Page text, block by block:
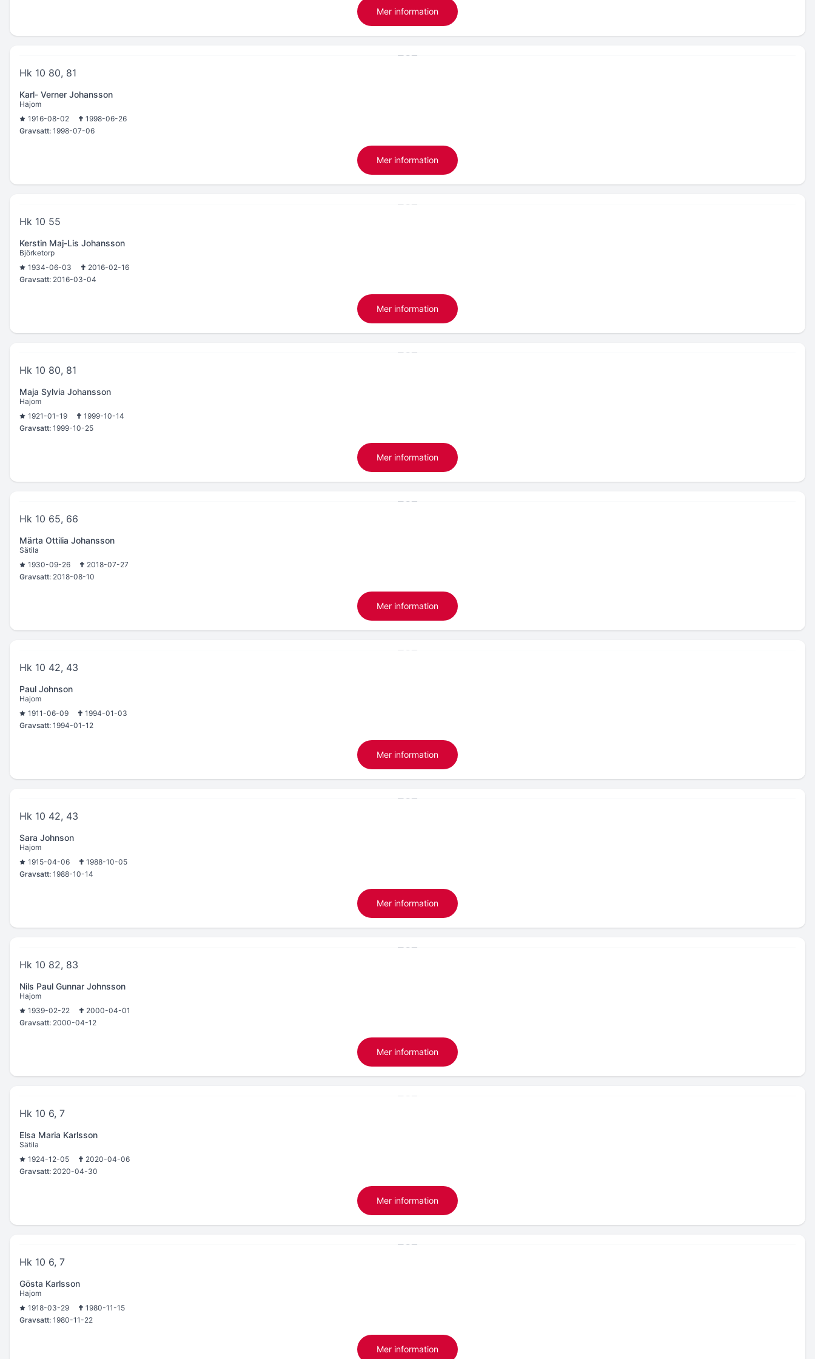
Mer information
Hk 10 80, 81
Karl- Verner Johansson
Hajom
1916-08-02
1998-06-26
Gravsatt: 1998-07-06
Mer information
Hk 10 55
Kerstin Maj-Lis Johansson
Björketorp
1934-06-03
2016-02-16
Gravsatt: 2016-03-04
Mer information
Hk 10 80, 81
Maja Sylvia Johansson
Hajom
1921-01-19
1999-10-14
Gravsatt: 1999-10-25
Mer information
Hk 10 65, 66
Märta Ottilia Johansson
Sätila
1930-09-26
2018-07-27
Gravsatt: 2018-08-10
Mer information
Hk 10 42, 43
Paul Johnson
Hajom
1911-06-09
1994-01-03
Gravsatt: 1994-01-12
Mer information
Hk 10 42, 43
Sara Johnson
Hajom
1915-04-06
1988-10-05
Gravsatt: 1988-10-14
Mer information
Hk 10 82, 83
Nils Paul Gunnar Johnsson
Hajom
1939-02-22
2000-04-01
Gravsatt: 2000-04-12
Mer information
Hk 10 6, 7
Elsa Maria Karlsson
Sätila
1924-12-05
2020-04-06
Gravsatt: 2020-04-30
Mer information
Hk 10 6, 7
Gösta Karlsson
Hajom
1918-03-29
1980-11-15
Gravsatt: 1980-11-22
Mer information